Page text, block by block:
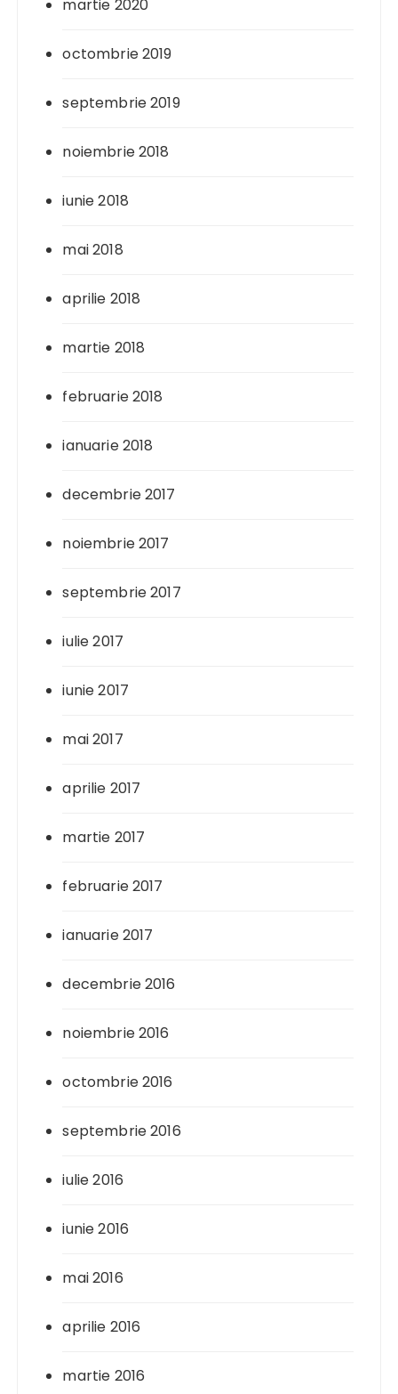
martie 2020
octombrie 2019
septembrie 2019
noiembrie 2018
iunie 2018
mai 2018
aprilie 2018
martie 2018
februarie 2018
ianuarie 2018
decembrie 2017
noiembrie 2017
septembrie 2017
iulie 2017
iunie 2017
mai 2017
aprilie 2017
martie 2017
februarie 2017
ianuarie 2017
decembrie 2016
noiembrie 2016
octombrie 2016
septembrie 2016
iulie 2016
iunie 2016
mai 2016
aprilie 2016
martie 2016